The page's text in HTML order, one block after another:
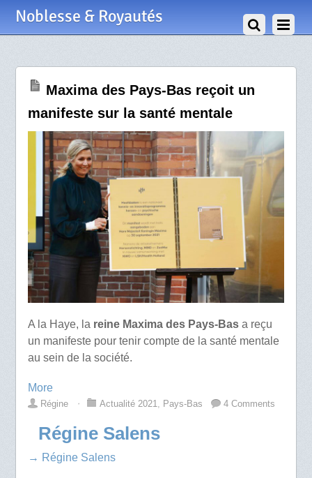
Noblesse & Royautés
Maxima des Pays-Bas reçoit un
manifeste sur la santé mentale
A la Haye, la reine Maxima des Pays-Basa reçu
un manifeste pour tenir compte de la santé mentale
au sein de la société.
More
Régine ⋅ Actualité 2021, Pays-Bas 4 Comments
Régine Salens
→ Régine Salens